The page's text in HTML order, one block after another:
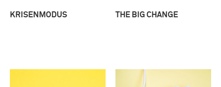
KRISENMODUS THE BIG CHANGE